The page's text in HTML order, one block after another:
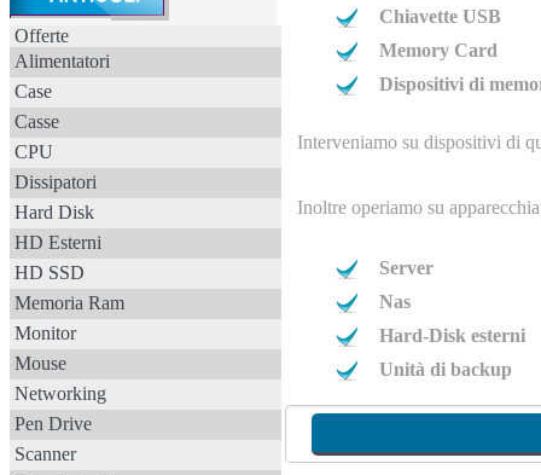
Offerte
Alimentatori
Case
Casse
CPU
Dissipatori
Hard Disk
HD Esterni
HD SSD
Memoria Ram
Monitor
Mouse
Networking
Pen Drive
Scanner
Chiavette USB
Memory Card
Dispositivi di
Interveniamo su dispositivi di
Inoltre operiamo su
Server
Nas
Hard-Disk esterni
Unità di backup